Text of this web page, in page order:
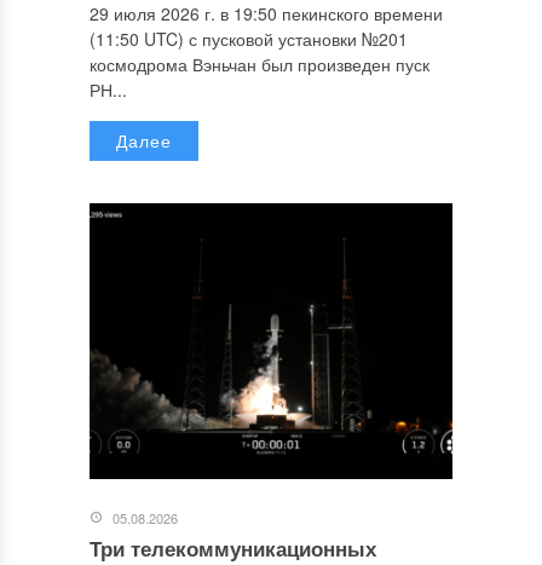
29 июля 2026 г. в 19:50 пекинского времени
(11:50 UTC) с пусковой установки №201
космодрома Вэньчан был произведен пуск
РН...
Далее
05.08.2026
Три телекоммуникационных